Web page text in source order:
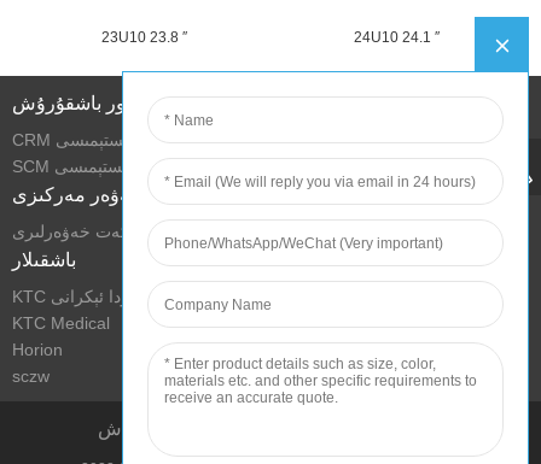
23U10 23.8 ″ 24U10 24.1 ″
تور باشقۇرۇش
CRM سىستېمىسى
SCM سىستېمىسى
خەۋەر مەركىزى
شىركەت خەۋەرلىرى
باشقىلار
KTC سودا ئېكرانى
KTC Medical
Horion
sczw
تېخنىكا بىلەن تۇرمۇش شارائىتىنى ياخشىلاش